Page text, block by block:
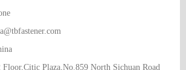
Floor,Citic Plaza,No.859 North Sichuan Road